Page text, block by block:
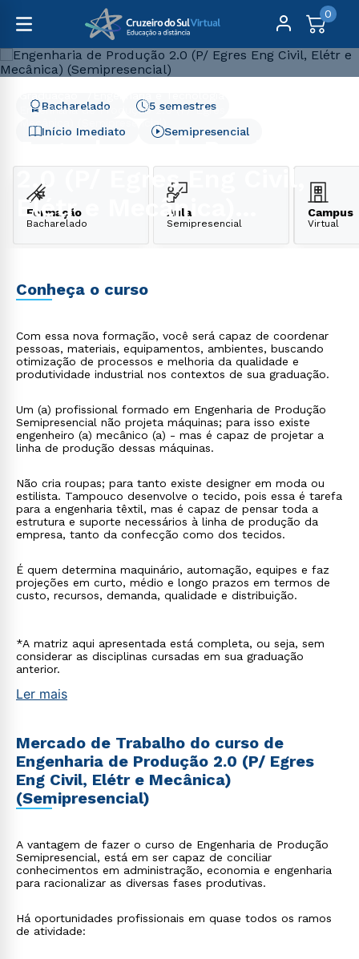
0
Engenharia de Produção 2.0 (P/ Egres Eng Civil, Elétr e
Mecânica) (Semipresencial)
2.0 (P/ Egres Eng Civil,
Elétr e Mecânica)
(Semipresencial)
Início Imediato
5 semestres
Bacharelado
Semipresencial
Formação
Bacharelado
Aula
Semipresencial
Campus
Virtual
Conheça o curso
Com essa nova formação, você será capaz de coordenar
pessoas, materiais, equipamentos, ambientes, buscando
otimização de processos e melhoria da qualidade e
produtividade industrial nos contextos de sua graduação.
Um (a) profissional formado em Engenharia de Produção
Semipresencial não projeta máquinas; para isso existe
engenheiro (a) mecânico (a) - mas é capaz de projetar a
linha de produção dessas máquinas.
Não cria roupas; para tanto existe designer em moda ou
estilista. Tampouco desenvolve o tecido, pois essa é tarefa
para a engenharia têxtil, mas é capaz de pensar toda a
estrutura e suporte necessários à linha de produção da
empresa, tanto da confecção como dos tecidos.
É quem determina maquinário, automação, equipes e faz
projeções em curto, médio e longo prazos em termos de
custo, recursos, demanda, qualidade e distribuição.
*A matriz aqui apresentada está completa, ou seja, sem
considerar as disciplinas cursadas em sua graduação
anterior.
Ler mais
Mercado de Trabalho do curso de
Engenharia de Produção 2.0 (P/ Egres
Eng Civil, Elétr e Mecânica)
(Semipresencial)
A vantagem de fazer o curso de Engenharia de Produção
Semipresencial, está em ser capaz de conciliar
conhecimentos em administração, economia e engenharia
para racionalizar as diversas fases produtivas.
Há oportunidades profissionais em quase todos os ramos
de atividade: